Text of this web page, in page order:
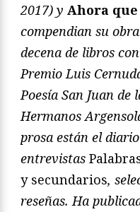
2017) y Ahora
compendian su
decena de libros
Premio Luis
Poesía San Juan de
Hermanos
prosa están el diario
entrevistas
y secundarios,
reseñas. Ha